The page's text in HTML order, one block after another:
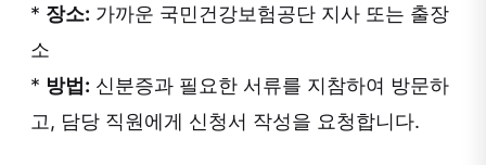
* 장소: 가까운 국민건강보험공단 지사 또는 출장
소
* 방법: 신분증과 필요한 서류를 지참하여 방문하
고, 담당 직원에게 신청서 작성을 요청합니다.